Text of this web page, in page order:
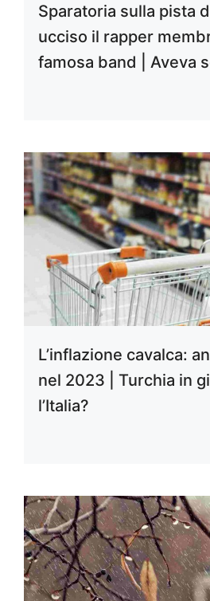
Sparatoria sulla pista
ucciso il rapper
famosa band | Aveva
L’inflazione cavalca:
nel 2023 | Turchia in
l’Italia?